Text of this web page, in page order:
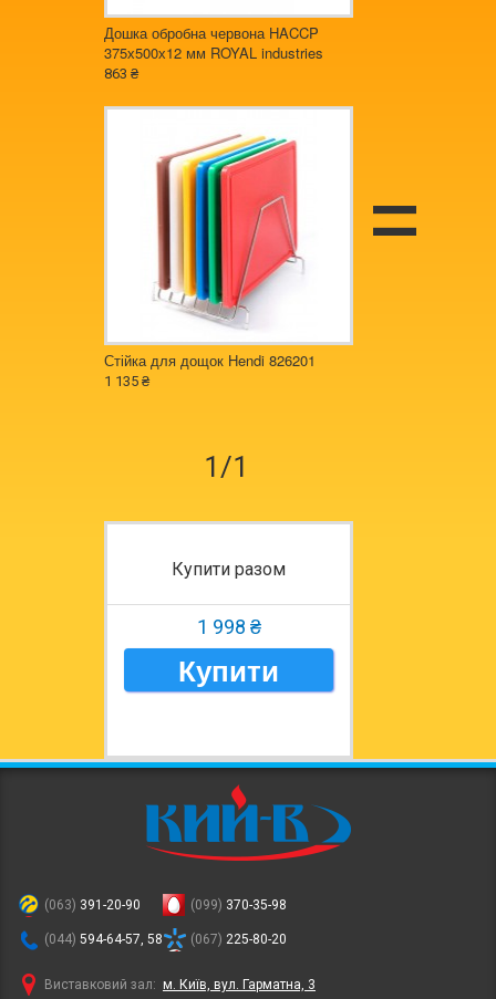
Дошка обробна червона HACCP
375х500х12 мм ROYAL industries
863 ₴
Стійка для дощок Hendi 826201
1 135 ₴
1/1
Купити разом
1 998 ₴
Купити
(063) 391-20-90
(044) 594-64-57, 58
(099) 370-35-98
(067) 225-80-20
Виставковий зал: м. Київ, вул. Гарматна, 3